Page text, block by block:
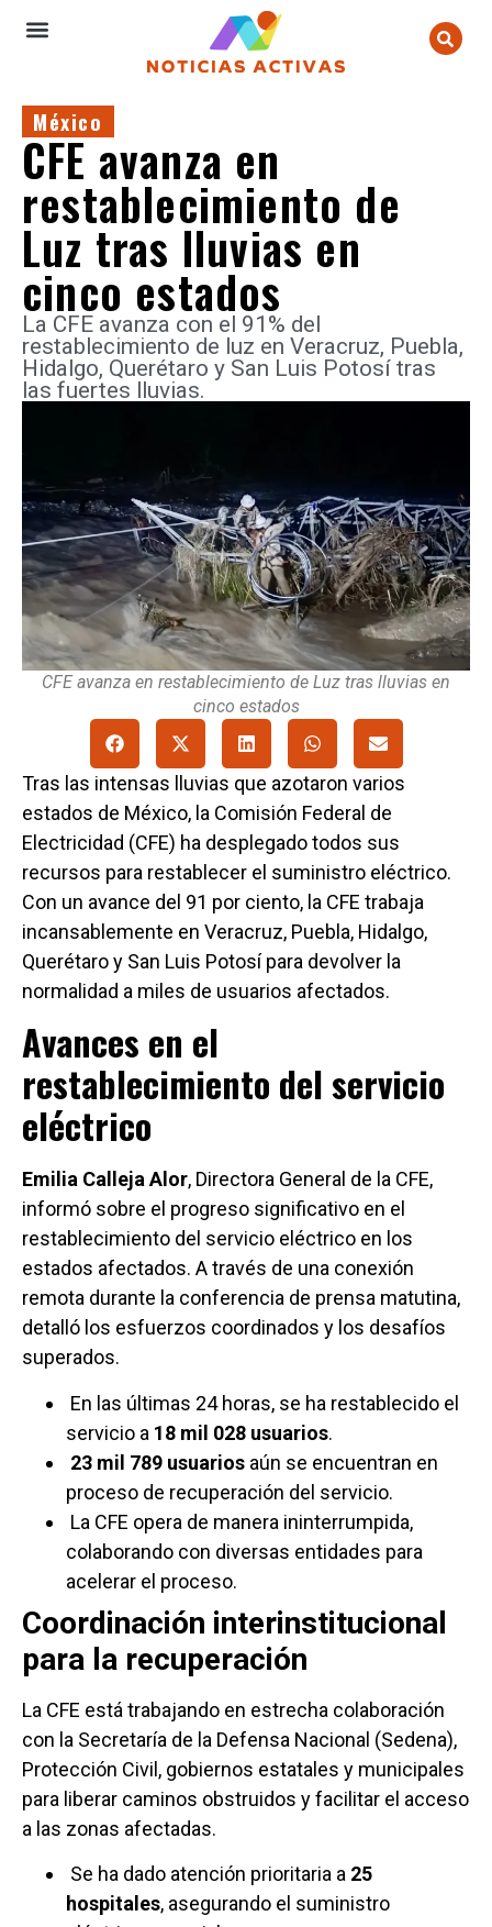
México
CFE avanza en
restablecimiento de
Luz tras lluvias en
cinco estados
La CFE avanza con el 91% del
restablecimiento de luz en Veracruz, Puebla,
Hidalgo, Querétaro y San Luis Potosí tras
las fuertes lluvias.
CFE avanza en restablecimiento de Luz tras lluvias en
cinco estados
Tras las intensas lluvias que azotaron varios
estados de México, la Comisión Federal de
Electricidad (CFE) ha desplegado todos sus
recursos para restablecer el suministro eléctrico.
Con un avance del 91 por ciento, la CFE trabaja
incansablemente en Veracruz, Puebla, Hidalgo,
Querétaro y San Luis Potosí para devolver la
normalidad a miles de usuarios afectados.
Avances en el
restablecimiento del servicio
eléctrico
Emilia Calleja Alor, Directora General de la CFE,
informó sobre el progreso significativo en el
restablecimiento del servicio eléctrico en los
estados afectados. A través de una conexión
remota durante la conferencia de prensa matutina,
detalló los esfuerzos coordinados y los desafíos
superados.
En las últimas 24 horas, se ha restablecido el
servicio a 18 mil 028 usuarios.
23 mil 789 usuarios aún se encuentran en
proceso de recuperación del servicio.
La CFE opera de manera ininterrumpida,
colaborando con diversas entidades para
acelerar el proceso.
Coordinación interinstitucional
para la recuperación
La CFE está trabajando en estrecha colaboración
con la Secretaría de la Defensa Nacional (Sedena),
Protección Civil, gobiernos estatales y municipales
para liberar caminos obstruidos y facilitar el acceso
a las zonas afectadas.
Se ha dado atención prioritaria a 25
hospitales, asegurando el suministro